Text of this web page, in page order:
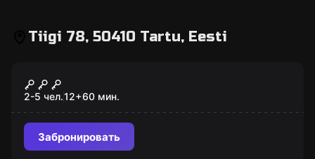
Tiigi 78, 50410 Tartu, Eesti
Дракула
2-5 чел.12+60 мин.
Забронировать